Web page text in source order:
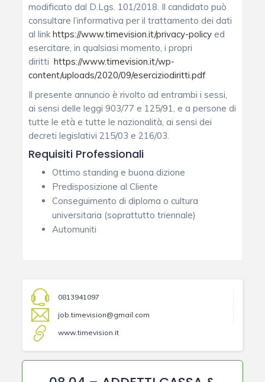
modificato dal D.Lgs. 101/2018. Il candidato può
consultare l’informativa per il trattamento dei dati
al linkhttps://www.timevision.it/privacy-policyed
esercitare, in qualsiasi momento, i propri
dirittihttps://www.timevision.it/wp-
content/uploads/2020/09/eserciziodiritti.pdf
Il presente annuncio è rivolto ad entrambi i sessi,
ai sensi delle leggi 903/77 e 125/91, e a persone di
tutte le età e tutte le nazionalità, ai sensi dei
decreti legislativi 215/03 e 216/03.
Requisiti Professionali
Ottimo standing e buona dizione
Predisposizione al Cliente
Conseguimento di diploma o cultura
universitaria (soprattutto triennale)
Automuniti
0813941097
job.timevision@gmail.com
www.timevision.it